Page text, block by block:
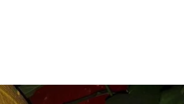
площадке